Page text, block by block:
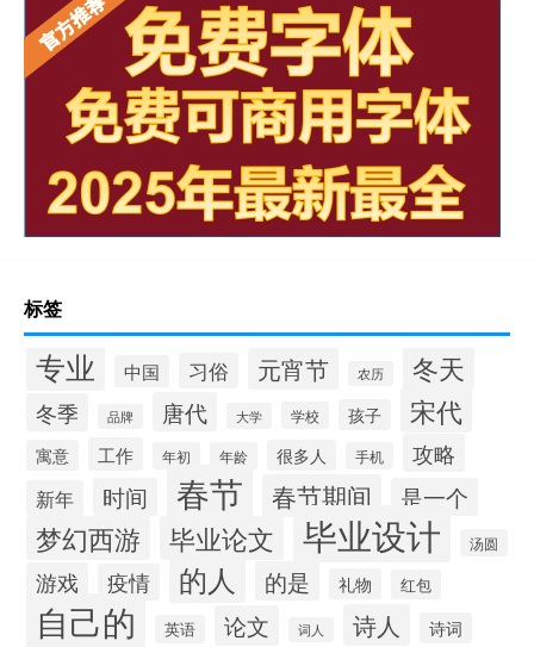
标签
专业 中国 习俗 元宵节 农历 冬天
冬季 品牌 唐代 大学 学校 孩子 宋代
寓意 工作 年初 年龄 很多人 手机 攻略
新年 时间 春节 春节期间 是一个
梦幻西游 毕业论文 毕业设计 汤圆
游戏 疫情 的人 的是 礼物 红包
自己的 英语 论文 词人 诗人 诗词